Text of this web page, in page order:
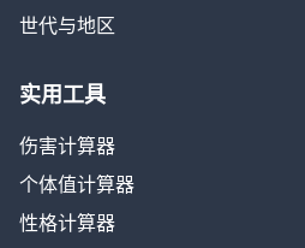
世代与地区
实用工具
伤害计算器
个体值计算器
性格计算器